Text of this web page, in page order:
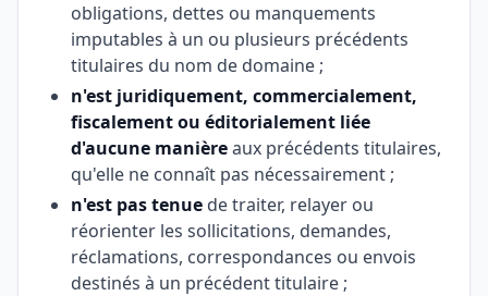
obligations, dettes ou manquements
imputables à un ou plusieurs précédents
titulaires du nom de domaine ;
n'est juridiquement, commercialement,
fiscalement ou éditorialement liée
d'aucune manièreaux précédents titulaires,
qu'elle ne connaît pas nécessairement ;
n'est pas tenue de traiter, relayer ou
réorienter les sollicitations, demandes,
réclamations, correspondances ou envois
destinés à un précédent titulaire ;